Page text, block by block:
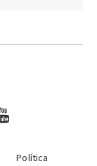
Política